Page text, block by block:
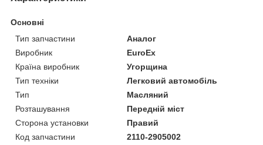
Основні
Тип запчастини
Аналог
Виробник
EuroEx
Країна виробник
Угорщина
Тип техніки
Легковий автомобіль
Тип
Масляний
Розташування
Передній міст
Сторона установки
Правий
Код запчастини
2110-2905002